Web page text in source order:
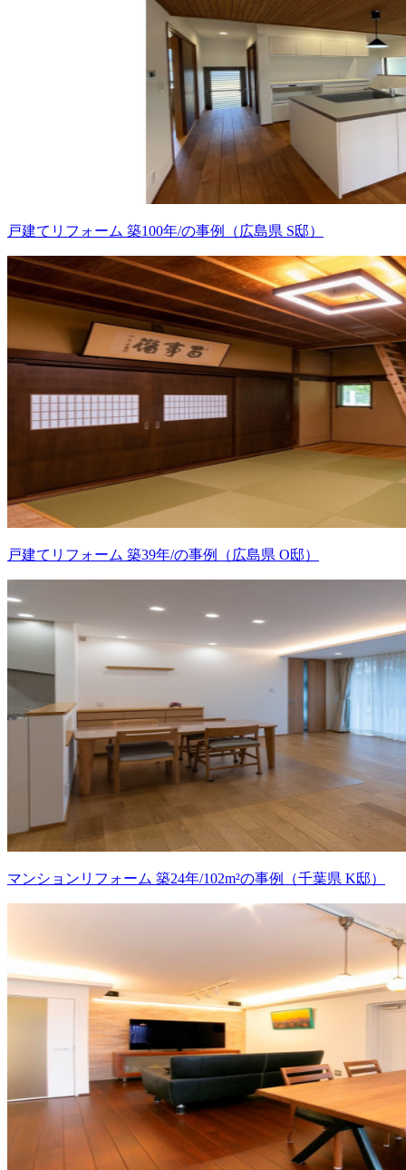
戸建てリフォーム 築100年/の事例（広島県 S邸）
戸建てリフォーム 築39年/の事例（広島県 O邸）
マンションリフォーム 築24年/102m²の事例（千葉県 K邸）